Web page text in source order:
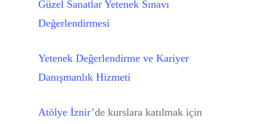
Güzel Sanatlar Yetenek Sınavı
Değerlendirmesi
Yetenek Değerlendirme ve Kariyer
Danışmanlık Hizmeti
Atölye İznir’de kurslara katılmak için
HAZIRLIK KURSU
Kursu
Blog